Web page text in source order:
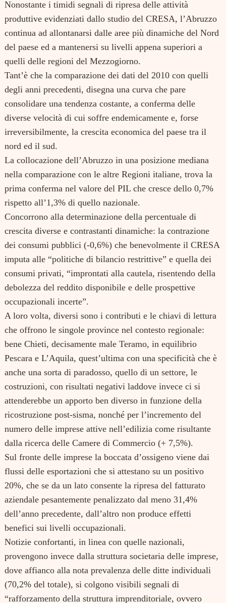
Nonostante i timidi segnali di ripresa delle attività
produttive evidenziati dallo studio del CRESA, l’Abruzzo
continua ad allontanarsi dalle aree più dinamiche del Nord
del paese ed a mantenersi su livelli appena superiori a
quelli delle regioni del Mezzogiorno.
Tant’è che la comparazione dei dati del 2010 con quelli
degli anni precedenti, disegna una curva che pare
consolidare una tendenza costante, a conferma delle
diverse velocità di cui soffre endemicamente e, forse
irreversibilmente, la crescita economica del paese tra il
nord ed il sud.
La collocazione dell’Abruzzo in una posizione mediana
nella comparazione con le altre Regioni italiane, trova la
prima conferma nel valore del PIL che cresce dello 0,7%
rispetto all’1,3% di quello nazionale.
Concorrono alla determinazione della percentuale di
crescita diverse e contrastanti dinamiche: la contrazione
dei consumi pubblici (-0,6%) che benevolmente il CRESA
imputa alle “politiche di bilancio restrittive” e quella dei
consumi privati, “improntati alla cautela, risentendo della
debolezza del reddito disponibile e delle prospettive
occupazionali incerte”.
A loro volta, diversi sono i contributi e le chiavi di lettura
che offrono le singole province nel contesto regionale:
bene Chieti, decisamente male Teramo, in equilibrio
Pescara e L’Aquila, quest’ultima con una specificità che è
anche una sorta di paradosso, quello di un settore, le
costruzioni, con risultati negativi laddove invece ci si
attenderebbe un apporto ben diverso in funzione della
ricostruzione post-sisma, nonché per l’incremento del
numero delle imprese attive nell’edilizia come risultante
dalla ricerca delle Camere di Commercio (+ 7,5%).
Sul fronte delle imprese la boccata d’ossigeno viene dai
flussi delle esportazioni che si attestano su un positivo
20%, che se da un lato consente la ripresa del fatturato
aziendale pesantemente penalizzato dal meno 31,4%
dell’anno precedente, dall’altro non produce effetti
benefici sui livelli occupazionali.
Notizie confortanti, in linea con quelle nazionali,
provengono invece dalla struttura societaria delle imprese,
dove affianco alla nota prevalenza delle ditte individuali
(70,2% del totale), si colgono visibili segnali di
“rafforzamento della struttura imprenditoriale, ovvero